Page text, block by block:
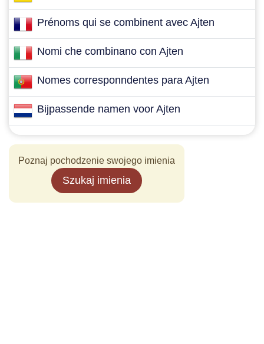
Prénoms qui se combinent avec Ajten
Nomi che combinano con Ajten
Nomes corresponndentes para Ajten
Bijpassende namen voor Ajten
Poznaj pochodzenie swojego imienia
Szukaj imienia